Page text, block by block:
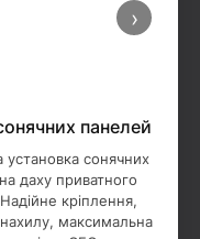
›
панелей
установка сонячних
даху приватного
кріплення,
максимальна